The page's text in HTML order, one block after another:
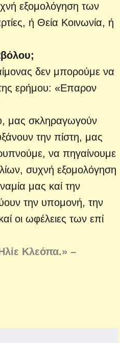
εξομολόγηση των
ή Θεία Κοινωνία, ή
δεν μπορούμε να
ερήμου: «Επαρον
μας σκληραγωγούν
την πίστη, μας
να πηγαίνουμε
συχνή εξομολόγηση
μας καί την
την υπομονή, την
οι ωφέλειες των επί
Κλεόπα.» –